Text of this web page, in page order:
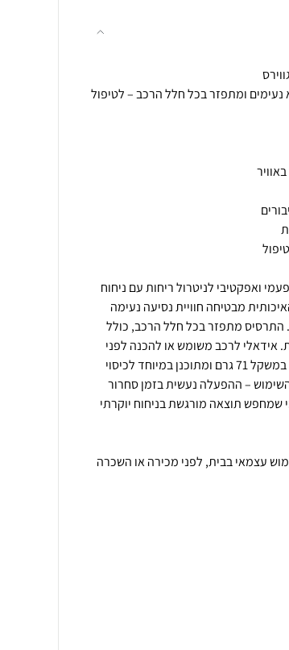
נעימים ומתפזר בכל חלל הרכב – לטיפול
ואפקטיבי לניטרול ריחות עם ניחוח
מבטיחה חוויית נסיעה נעימה
התרסיס מתפזר בכל חלל הרכב, כולל
אידאלי לרכב משומש או להכנה לפני
מכירה, ללא צורך בהתקנות או חיבורים. המוצר במשקל 71 גרם ומתוכנן במיוחד לכיסוי
– ההפעלה נעשית בזמן סחרור
שמחפש תוצאה מורגשת בניחוח יוקרתי